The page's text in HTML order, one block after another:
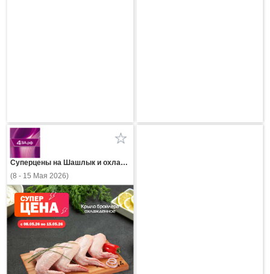
Суперцены на Шашлык и охлажденное мясо в 4за.рф
(8 - 15 Мая 2026)